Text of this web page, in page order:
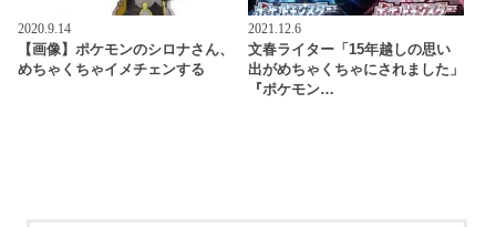
2020.9.14
【画像】ポケモンのシロナさん、
めちゃくちゃイメチェンする
2021.12.6
文春ライター「15年越しの思い
出がめちゃくちゃにされました」
『ポケモン…